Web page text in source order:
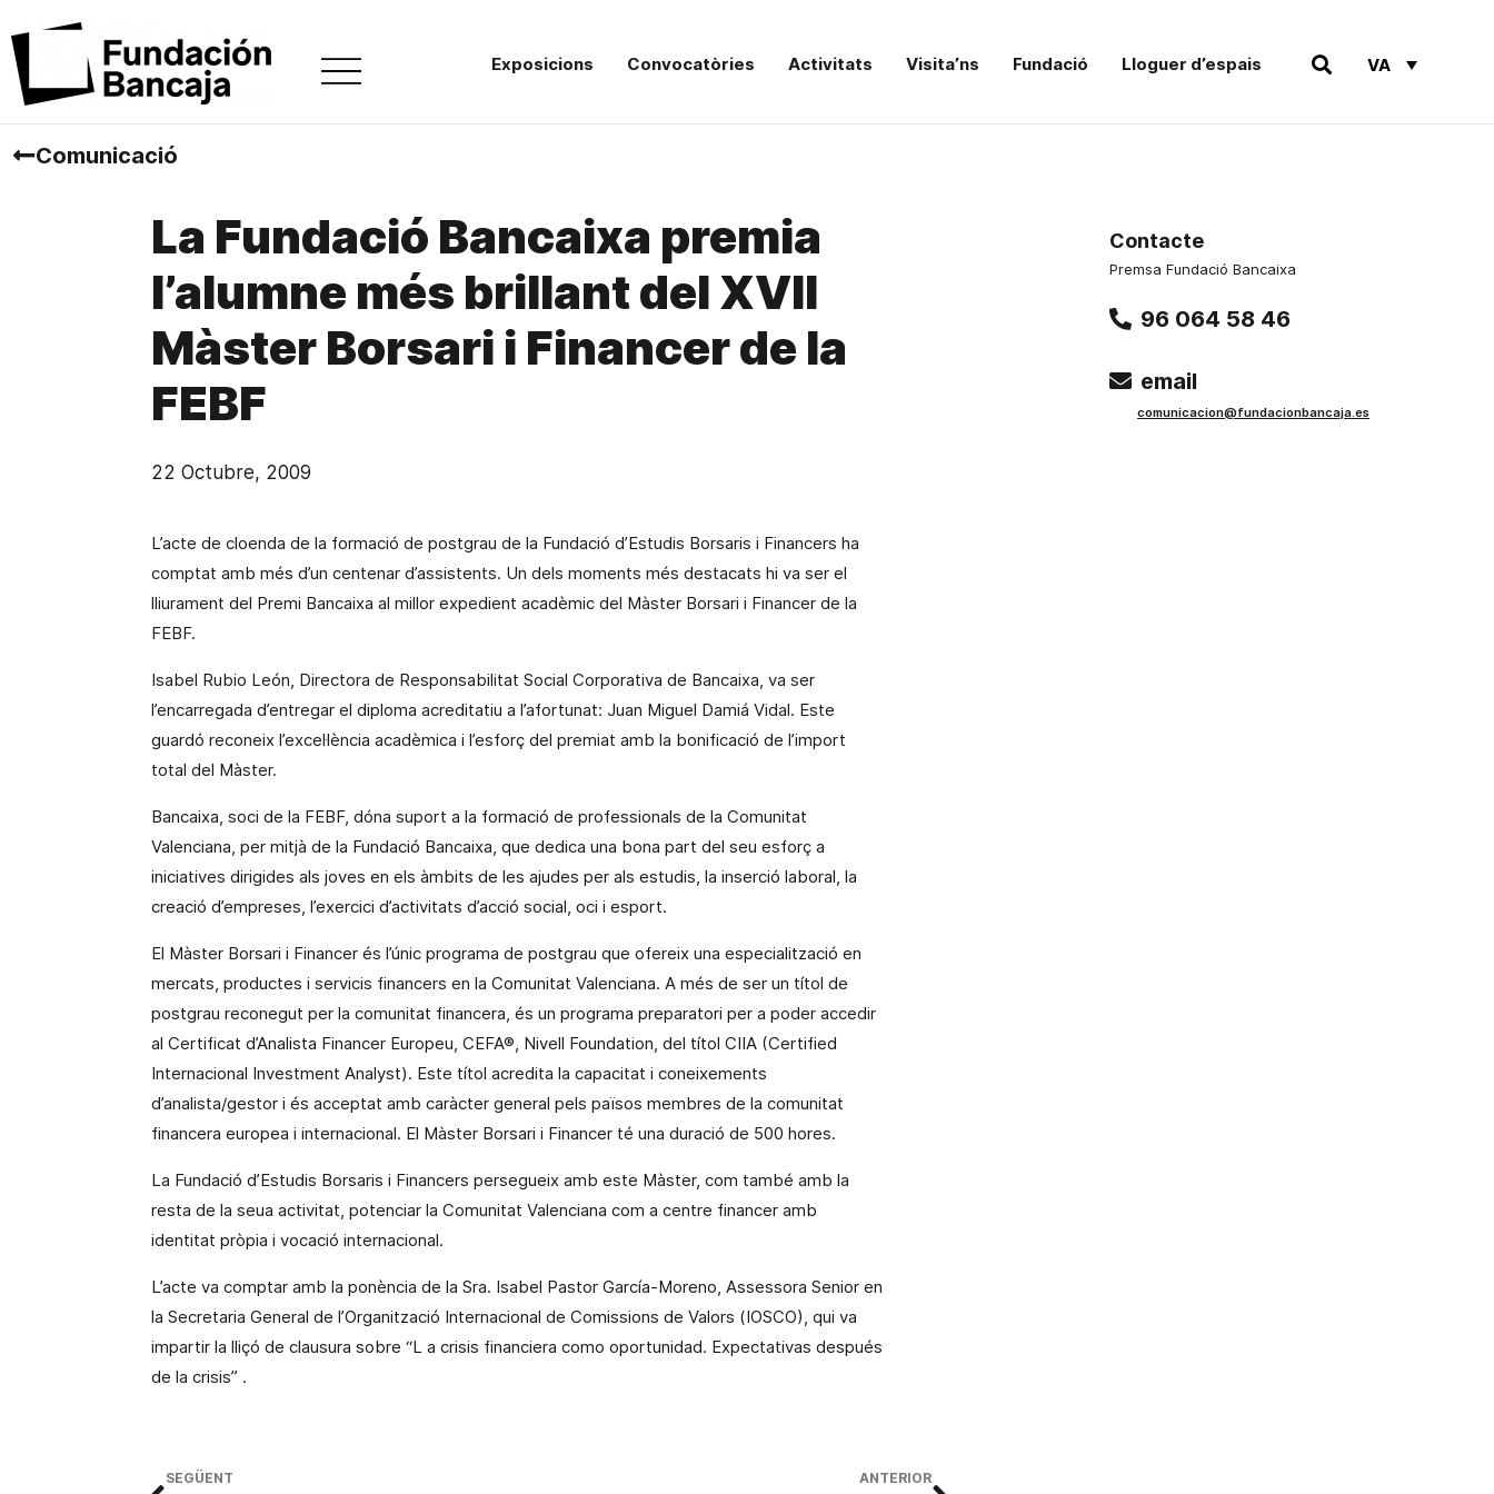
Exposicions Convocatòries Activitats Visita’ns Fundació Lloguer d’espais VA
Comunicació
La Fundació Bancaixa premia
l’alumne més brillant del XVII
Màster Borsari i Financer de la
FEBF
22 Octubre, 2009
L’acte de cloenda de la formació de postgrau de la Fundació d’Estudis Borsaris i Financers ha
comptat amb més d’un centenar d’assistents. Un dels moments més destacats hi va ser el
lliurament del Premi Bancaixa al millor expedient acadèmic del Màster Borsari i Financer de la
FEBF.
Isabel Rubio León, Directora de Responsabilitat Social Corporativa de Bancaixa, va ser
l’encarregada d’entregar el diploma acreditatiu a l’afortunat: Juan Miguel Damiá Vidal. Este
guardó reconeix l’excel·lència acadèmica i l’esforç del premiat amb la bonificació de l’import
total del Màster.
Bancaixa, soci de la FEBF, dóna suport a la formació de professionals de la Comunitat
Valenciana, per mitjà de la Fundació Bancaixa, que dedica una bona part del seu esforç a
iniciatives dirigides als joves en els àmbits de les ajudes per als estudis, la inserció laboral, la
creació d’empreses, l’exercici d’activitats d’acció social, oci i esport.
El Màster Borsari i Financer és l’únic programa de postgrau que ofereix una especialització en
mercats, productes i servicis financers en la Comunitat Valenciana. A més de ser un títol de
postgrau reconegut per la comunitat financera, és un programa preparatori per a poder accedir
al Certificat d’Analista Financer Europeu, CEFA®, Nivell Foundation, del títol CIIA (Certified
Internacional Investment Analyst). Este títol acredita la capacitat i coneixements
d’analista/gestor i és acceptat amb caràcter general pels països membres de la comunitat
financera europea i internacional. El Màster Borsari i Financer té una duració de 500 hores.
La Fundació d’Estudis Borsaris i Financers persegueix amb este Màster, com també amb la
resta de la seua activitat, potenciar la Comunitat Valenciana com a centre financer amb
identitat pròpia i vocació internacional.
L’acte va comptar amb la ponència de la Sra. Isabel Pastor García-Moreno, Assessora Senior en
la Secretaria General de l’Organització Internacional de Comissions de Valors (IOSCO), qui va
impartir la lliçó de clausura sobre “L a crisis financiera como oportunidad. Expectativas después
de la crisis” .
ANTERIOR
SEGÜENT
Contacte
Premsa Fundació Bancaixa
96 064 58 46
email
comunicacion@fundacionbancaja.es